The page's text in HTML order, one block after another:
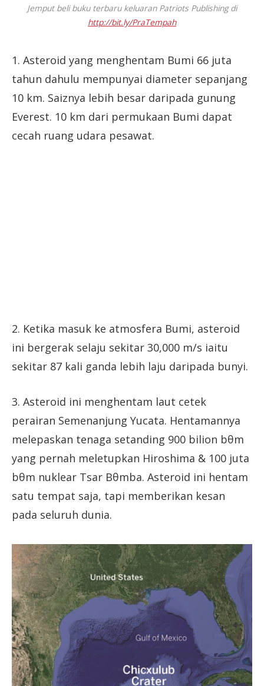
Jemput beli buku terbaru keluaran Patriots Publishing di
http://bit.ly/PraTempah
1. Asteroid yang menghentam Bumi 66 juta
tahun dahulu mempunyai diameter sepanjang
10 km. Saiznya lebih besar daripada gunung
Everest. 10 km dari permukaan Bumi dapat
cecah ruang udara pesawat.
2. Ketika masuk ke atmosfera Bumi, asteroid
ini bergerak selaju sekitar 30,000 m/s iaitu
sekitar 87 kali ganda lebih laju daripada bunyi.
3. Asteroid ini menghentam laut cetek
perairan Semenanjung Yucata. Hentamannya
melepaskan tenaga setanding 900 bilion bθm
yang pernah meletupkan Hiroshima & 100 juta
bθm nuklear Tsar Bθmba. Asteroid ini hentam
satu tempat saja, tapi memberikan kesan
pada seluruh dunia.